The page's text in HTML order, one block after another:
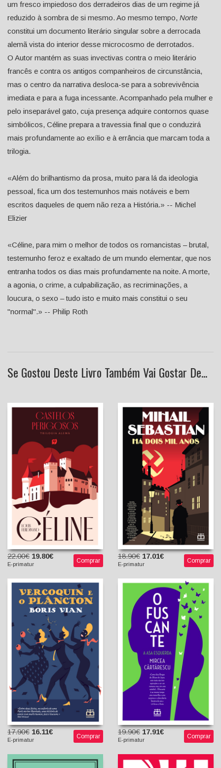
um fresco impiedoso dos derradeiros dias de um regime já
reduzido à sombra de si mesmo. Ao mesmo tempo, Norte
constitui um documento literário singular sobre a derrocada
alemã vista do interior desse microcosmo de derrotados.
O Autor mantém as suas invectivas contra o meio literário
francês e contra os antigos companheiros de circunstância,
mas o centro da narrativa desloca-se para a sobrevivência
imediata e para a fuga incessante. Acompanhado pela mulher e
pelo inseparável gato, cuja presença adquire contornos quase
simbólicos, Céline prepara a travessia final que o conduzirá
mais profundamente ao exílio e à errância que marcam toda a
trilogia.
«Além do brilhantismo da prosa, muito para lá da ideologia
pessoal, fica um dos testemunhos mais notáveis e bem
escritos daqueles de quem não reza a História.» -- Michel
Elizier
«Céline, para mim o melhor de todos os romancistas – brutal,
testemunho feroz e exaltado de um mundo elementar, que nos
entranha todos os dias mais profundamente na noite. A morte,
a agonia, o crime, a culpabilização, as recriminações, a
loucura, o sexo – tudo isto e muito mais constitui o seu
"normal".» -- Philip Roth
Se Gostou Deste Livro Também Vai Gostar De...
Castelos Perigosos
Louis-Ferdinand Céline
Clara Alvarez (tradutora)
22.00€ 19.80€
E-primatur Comprar
Há Dois Mil Anos
Mihail Sebastian
Tanty Ungureanu
(tradutora)
18.90€ 17.01€
E-primatur Comprar
Vercoquin e o Plâncton
Boris Vian
Manuel de Freitas
(Tradutor)
17.90€ 16.11€
E-primatur Comprar
Ofuscante - A Asa
Esquerda
Mircea Cărtărescu
Tanty Ungureanu
(tradutora)
19.90€ 17.91€
E-primatur Comprar